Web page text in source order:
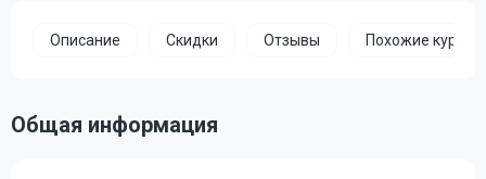
Описание Скидки Отзывы Похожие курсы
Общая информация